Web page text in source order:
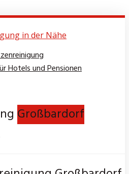
Hotels und Pensionen
Großbardorf